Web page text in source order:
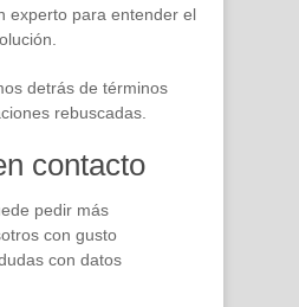
experto para entender el
detrás de términos
rebuscadas.
contacto
pedir más
con gusto
con datos